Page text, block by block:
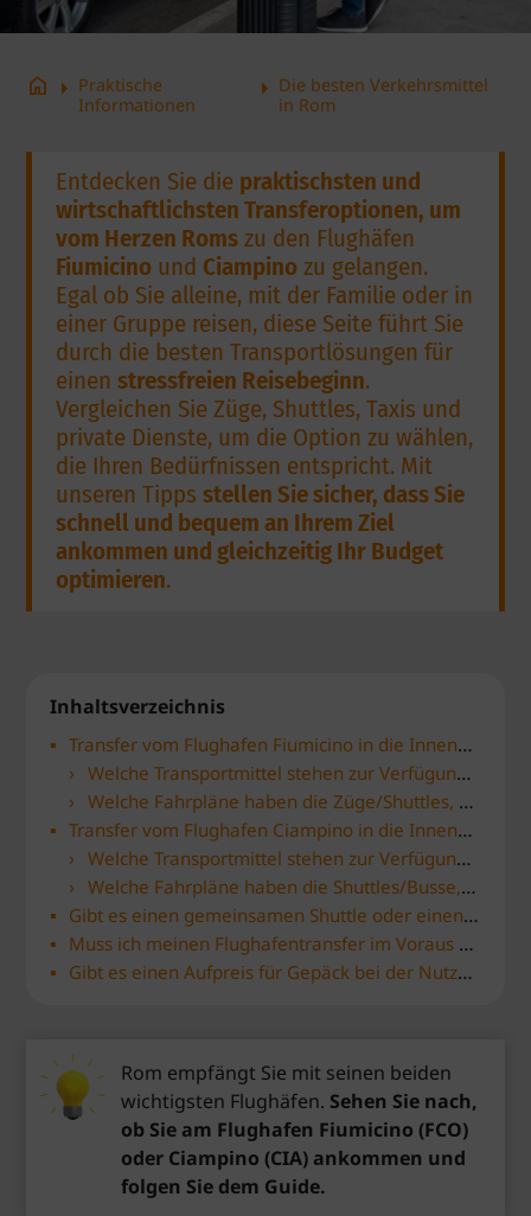
home arrow_right Praktische
Informationen
arrow_right Die besten Verkehrsmittel
in Rom
Entdecken Sie die praktischsten und
wirtschaftlichsten Transferoptionen, um
vom Herzen Roms zu den Flughäfen
Fiumicino und Ciampino zu gelangen.
Egal ob Sie alleine, mit der Familie oder in
einer Gruppe reisen, diese Seite führt Sie
durch die besten Transportlösungen für
einenstressfreien Reisebeginn.
Vergleichen Sie Züge, Shuttles, Taxis und
private Dienste, um die Option zu wählen,
die Ihren Bedürfnissen entspricht. Mit
unseren Tippsstellen Sie sicher, dass Sie
schnell und bequem an Ihrem Ziel
ankommen und gleichzeitig Ihr Budget
optimieren.
Inhaltsverzeichnis
Transfer vom Flughafen Fiumicino in die Innenstadt von Rom
Welche Transportmittel stehen zur Verfügung, um vom Flughafen Fiumicino in die Innenstadt zu gelangen?
Welche Fahrpläne haben die Züge/Shuttles, die den Flughafen Fiumicino mit der Innenstadt von Rom verbinden?
Transfer vom Flughafen Ciampino in die Innenstadt von Rom
Welche Transportmittel stehen zur Verfügung, um vom Flughafen Ciampino in die Innenstadt zu gelangen?
Welche Fahrpläne haben die Shuttles/Busse, die den Flughafen Ciampino mit der Innenstadt von Rom verbinden?
Gibt es einen gemeinsamen Shuttle oder einen direkten Bus-Service vom Flughafen Fiumicino/Ciampino in die Innenstadt?
Muss ich meinen Flughafentransfer im Voraus buchen oder kann ich dies vor Ort bei der Ankunft tun?
Gibt es einen Aufpreis für Gepäck bei der Nutzung von Taxis oder Shuttles von den Flughäfen?
Rom empfängt Sie mit seinen beiden
wichtigsten Flughäfen. Sehen Sie nach,
ob Sie am Flughafen Fiumicino (FCO)
oder Ciampino (CIA) ankommen und
folgen Sie dem Guide.